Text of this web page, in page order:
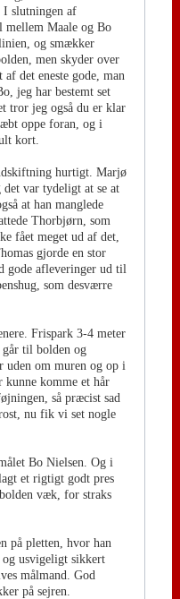
I slutningen af
mellem Maale og Bo
og smækker
men skyder over
det eneste gode, man
jeg har bestemt set
tror jeg også du er klar
oppe foran, og i
kort.
hurtigt. Marjø
var tydeligt at se at
at han manglede
Thorbjørn, som
fået meget ud af det,
gjorde en stor
gode afleveringer ud til
som desværre
Frispark 3-4 meter
til bolden og
uden om muren og op i
kunne komme et hår
så præcist sad
nu fik vi set nogle
Bo Nielsen. Og i
et rigtigt godt pres
væk, for straks
på pletten, hvor han
usvigeligt sikkert
målmand. God
på sejren.